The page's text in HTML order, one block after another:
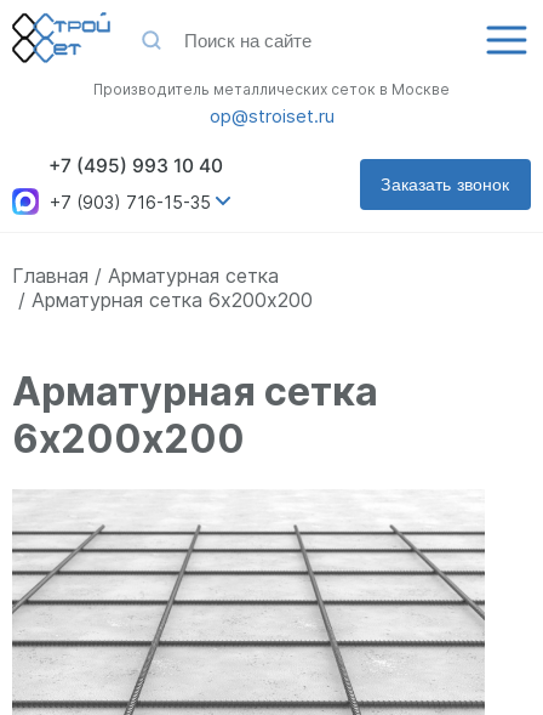
Заказать звонок
+7 (495) 993 10 40
+7 (903) 716-15-35
Производитель металлических сеток в Москве
op@stroiset.ru
Главная
Арматурная сетка
Арматурная сетка 6х200х200
Арматурная сетка
6х200х200